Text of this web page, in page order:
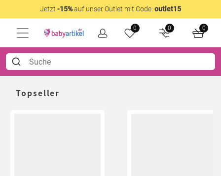
Jetzt -15%auf unser Outlet mit Code: outlet15
0 0 0
Topseller